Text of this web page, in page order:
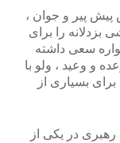
پیش پیر و جوان ،
را برای
سعی داشته
و وعید ، ولو با
بسیاری از
رهبری در یکی از